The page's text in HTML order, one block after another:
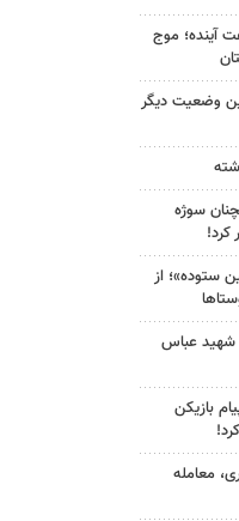
کشور در ۷۲ ساعت آینده؛ موج
وضعیت دیگر
سوژه
کرد!
ستوده»؛ از
شهید عباس
بازیکن
معامله